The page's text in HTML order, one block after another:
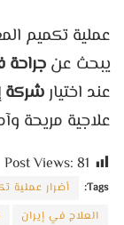
عملية تكميم
يبحث عن جراحة
عند اختيارشركة
علاجية مريحة
Post Views: 81
Tags: أضرار عملية
العلاج في إيران